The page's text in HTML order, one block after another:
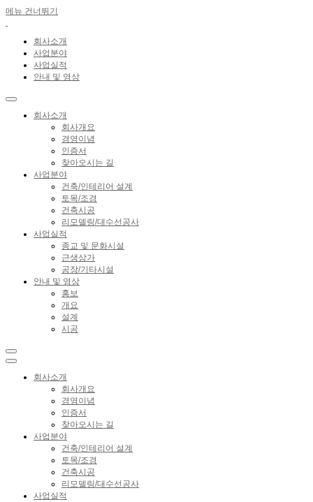
메뉴 건너뛰기
회사소개
사업분야
사업실적
안내 및 영상
회사소개
회사개요
경영이념
인증서
찾아오시는 길
사업분야
건축/인테리어 설계
토목/조경
건축시공
리모델링/대수선공사
사업실적
종교 및 문화시설
근생상가
공장/기타시설
안내 및 영상
홍보
개요
설계
시공
회사소개
회사개요
경영이념
인증서
찾아오시는 길
사업분야
건축/인테리어 설계
토목/조경
건축시공
리모델링/대수선공사
사업실적